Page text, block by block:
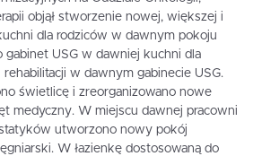
objął stworzenie nowej, większej i
dla rodziców w dawnym pokoju
gabinet USG w dawniej kuchni dla
w dawnym gabinecie USG.
świetlicę i zreorganizowano nowe
medyczny. W miejscu dawnej pracowni
utworzono nowy pokój
W łazienkę dostosowaną do